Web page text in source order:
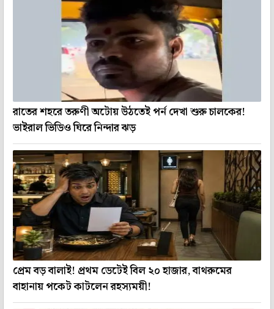
রাতের শহরে তরুণী অটোয় উঠতেই পর্ন দেখা শুরু চালকের!
ভাইরাল ভিডিও ঘিরে নিন্দার ঝড়
প্রেম বড় বালাই! প্রথম ডেটেই বিল ২০ হাজার, বাথরুমের
বাহানায় পকেট কাটলেন রহস্যময়ী!